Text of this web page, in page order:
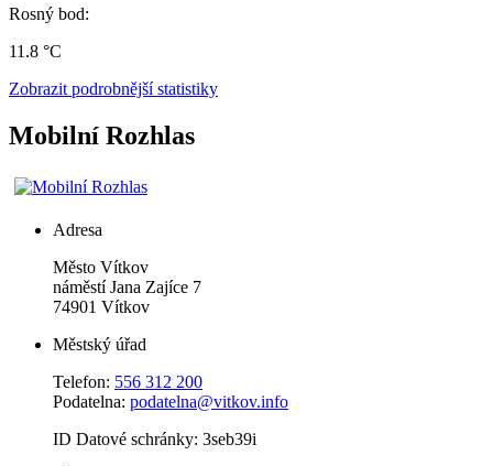
Rosný bod:
11.8 °C
Zobrazit podrobnější statistiky
Mobilní Rozhlas
Adresa
Město Vítkov
náměstí Jana Zajíce 7
74901 Vítkov
Městský úřad
Telefon: 556 312 200
Podatelna: podatelna@vitkov.info
ID Datové schránky: 3seb39i